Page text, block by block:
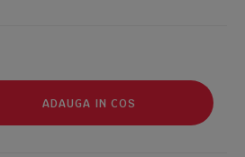
ADAUGA IN COS